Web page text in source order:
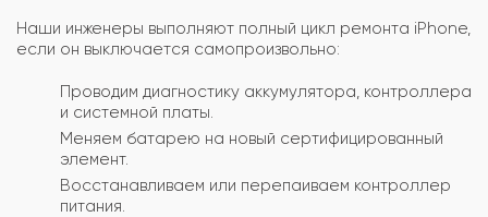
Наши инженеры выполняют полный цикл ремонта iPhone,
если он выключается самопроизвольно:
Проводим диагностику аккумулятора, контроллера
и системной платы.
Меняем батарею на новый сертифицированный
элемент.
Восстанавливаем или перепаиваем контроллер
питания.